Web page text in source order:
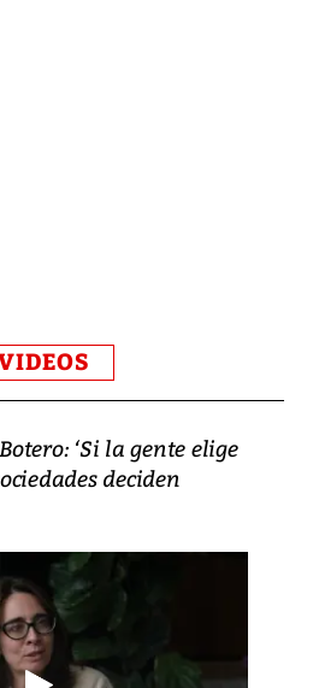
‘Si la gente elige
deciden